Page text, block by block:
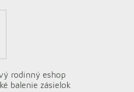
rodinný eshop
balenie zásielok